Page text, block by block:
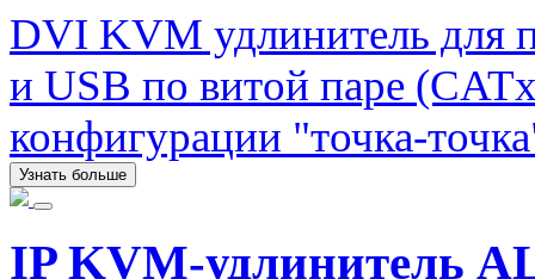
DVI KVM удлинитель для
и USB по витой паре
конфигурации "точка-
Узнать больше
IP KVM-удлинитель